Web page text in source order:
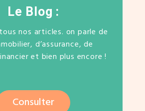
Le Blog :
nos articles. on parle de
d’assurance, de
et bien plus encore !
Consulter